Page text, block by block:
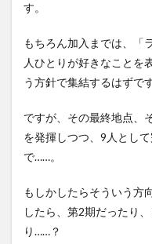
す。
もちろん加入までは、「
人ひとりが好きなことを
う方針で集結するはずです
ですが、その最終地点、
を発揮しつつ、9人とし
で……。
もしかしたらそういう方
したら、第2期だったり
り……？